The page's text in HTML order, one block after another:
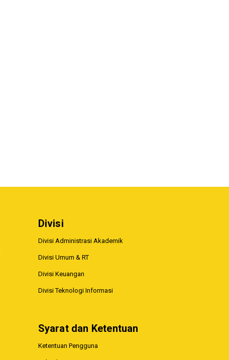
Divisi
Divisi Administrasi Akademik
Divisi Umum & RT
Divisi Keuangan
Divisi Teknologi Informasi
Syarat dan Ketentuan
Ketentuan Pengguna